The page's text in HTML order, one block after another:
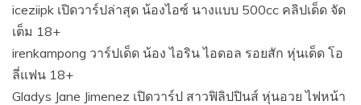
iceziipk เปิดวาร์ปล่าสุด น้องไอซ์ นางแบบ 500cc คลิปเด็ด จัด
เต็ม 18+
irenkampong วาร์ปเด็ด น้อง ไอริน ไอดอล รอยสัก หุ่นเด็ด โอ
ลี่แฟน 18+
Gladys Jane Jimenez เปิดวาร์ป สาวฟิลิปปินส์ หุ่นอวย ไฟหน้า